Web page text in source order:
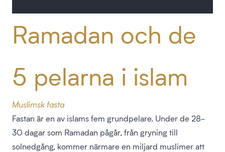
Ramadan och de
5 pelarna i islam
Muslimsk fasta
Fastan är en av islams fem grundpelare. Under de 28-
30 dagar som Ramadan pågår, från gryning till
solnedgång, kommer närmare en miljard muslimer att